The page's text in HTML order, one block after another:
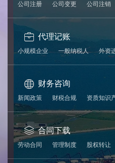
公司注册 公司变更 公司注销
代理记账
小规模企业 一般纳税人 外资
财务咨询
新闻政策 财税合规 资质知识
合同下载
劳动合同 管理制度 股权转让